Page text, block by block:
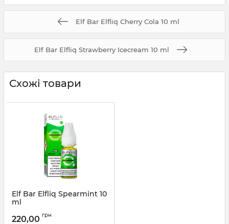
Elf Bar Elfliq Cherry Cola 10 ml
Elf Bar Elfliq Strawberry Icecream 10 ml
Схожі товари
Elf Bar Elfliq Spearmint 10
ml
220,00 грн